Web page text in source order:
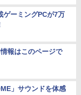
ゲーミングPCが7万
報はこのページで
」サウンドを体感